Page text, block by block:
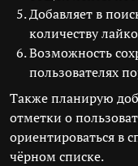
Добавляет в
количеству
Возможность
пользователях
Также планирую
отметки о
ориентироваться в
чёрном списке.